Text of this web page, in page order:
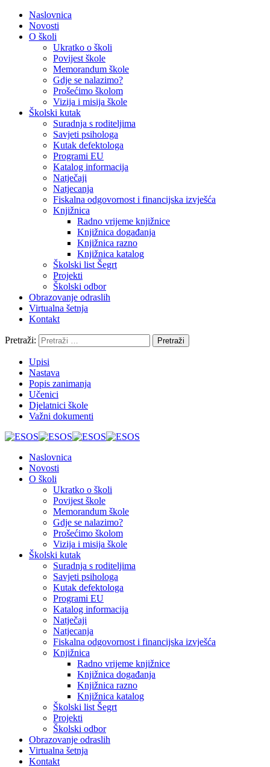
Naslovnica
Novosti
O školi
Ukratko o školi
Povijest škole
Memorandum škole
Gdje se nalazimo?
Prošećimo školom
Vizija i misija škole
Školski kutak
Suradnja s roditeljima
Savjeti psihologa
Kutak defektologa
Programi EU
Katalog informacija
Natječaji
Natjecanja
Fiskalna odgovornost i financijska izvješća
Knjižnica
Radno vrijeme knjižnice
Knjižnica događanja
Knjižnica razno
Knjižnica katalog
Školski list Šegrt
Projekti
Školski odbor
Obrazovanje odraslih
Virtualna šetnja
Kontakt
Pretraži:
Upisi
Nastava
Popis zanimanja
Učenici
Djelatnici škole
Važni dokumenti
Naslovnica
Novosti
O školi
Ukratko o školi
Povijest škole
Memorandum škole
Gdje se nalazimo?
Prošećimo školom
Vizija i misija škole
Školski kutak
Suradnja s roditeljima
Savjeti psihologa
Kutak defektologa
Programi EU
Katalog informacija
Natječaji
Natjecanja
Fiskalna odgovornost i financijska izvješća
Knjižnica
Radno vrijeme knjižnice
Knjižnica događanja
Knjižnica razno
Knjižnica katalog
Školski list Šegrt
Projekti
Školski odbor
Obrazovanje odraslih
Virtualna šetnja
Kontakt